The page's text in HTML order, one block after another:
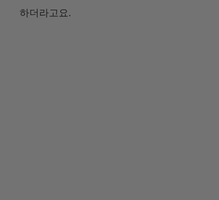
하더라고요.